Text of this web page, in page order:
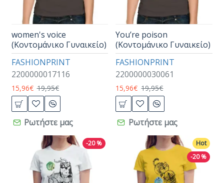
FASHIONPRINT
2200000017116
women's voice
(Κοντομάνικο Γυναικείο)
15,96€ 19,95€
Ρωτήστε μας
FASHIONPRINT
2200000030061
You’re poison
(Κοντομάνικο Γυναικείο)
15,96€ 19,95€
Ρωτήστε μας
-20 %
Hot
-20 %